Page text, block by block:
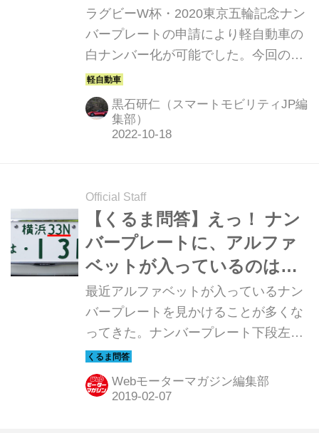
記念ナンバープレートとそ
の他の記念プレートを解
説！
ラグビーW杯・2020東京五輪記念ナン
バープレートの申請により軽自動車の
白ナンバー化が可能でした。今回の大
阪・関西万博記念プレートでも白ナン
バーにできるのでしょうか。
黒石研仁（スマートモビリティJP編
集部）
Official Staff
【くるま問答】えっ！ ナン
バープレートに、アルファ
ベットが入っているのはな
ぜ？
最近アルファベットが入っているナン
バープレートを見かけることが多くな
ってきた。ナンバープレート下段左側
であれば駐留軍人の私有車両であるこ
とを示すものの、今回増えたのは上段
3桁の「分類番号」の部分だ。いつか
Webモーターマガジン編集部